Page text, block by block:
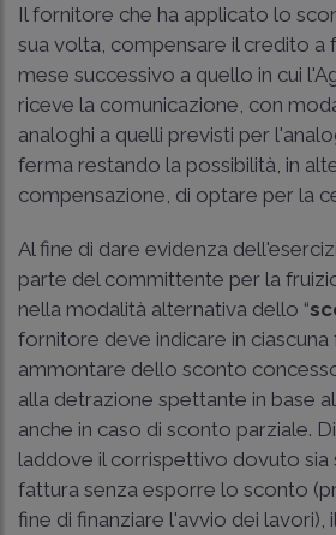
Il fornitore che ha applicato lo
sua volta, compensare il credito a
mese successivo a quello in cui
riceve la comunicazione, con
analoghi a quelli previsti per
ferma restando la possibilità, in
compensazione, di optare per la
Al fine di dare evidenza
parte del committente per la
nella modalità alternativa dello “
fornitore deve indicare in
ammontare dello sconto
alla detrazione spettante in base
anche in caso di sconto parziale.
laddove il corrispettivo dovuto sia
fattura senza esporre lo sconto
fine di finanziare l'avvio dei lavori),